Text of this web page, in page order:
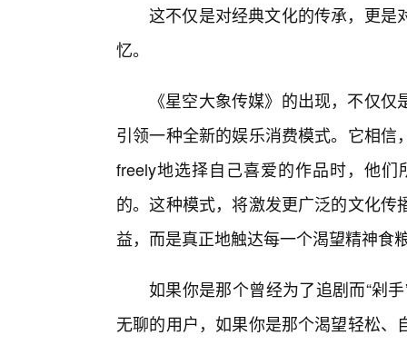
这不仅是对经典文化的传承，更是
忆。
《星空大象传媒》的出现，不仅
引领一种全新的娱乐消费模式。它相
freely地选择自己喜爱的作品时，他
的。这种模式，将激发更广泛的文化
益，而是真正地触达每一个渴望精神食
如果你是那个曾经为了追剧而“剁
无聊的用户，如果你是那个渴望轻松